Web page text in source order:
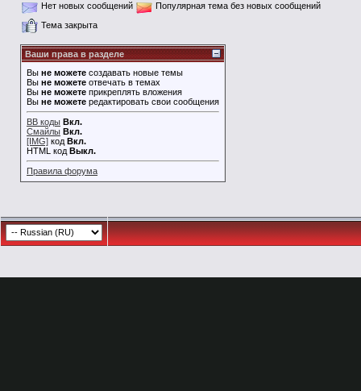
Нет новых сообщений
Популярная тема без новых сообщений
Тема закрыта
Ваши права в разделе
Вы не можете создавать новые темы
Вы не можете отвечать в темах
Вы не можете прикреплять вложения
Вы не можете редактировать свои сообщения
BB коды Вкл.
Смайлы Вкл.
[IMG] код Вкл.
HTML код Выкл.
Правила форума